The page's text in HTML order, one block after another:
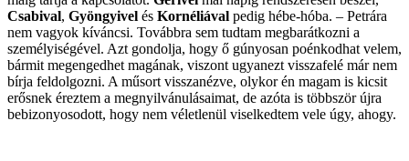
Csabival, Gyöngyivel és Kornéliával pedig hébe-hóba. – Petrára
nem vagyok kíváncsi. Továbbra sem tudtam megbarátkozni a
személyiségével. Azt gondolja, hogy ő gúnyosan poénkodhat velem,
bármit megengedhet magának, viszont ugyanezt visszafelé már nem
bírja feldolgozni. A műsort visszanézve, olykor én magam is kicsit
erősnek éreztem a megnyilvánulásaimat, de azóta is többször újra
bebizonyosodott, hogy nem véletlenül viselkedtem vele úgy, ahogy.